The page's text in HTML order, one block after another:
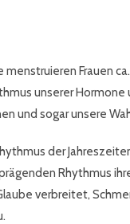
Frauen
unserer Hormone
und sogar unsere
der
Rhythmus
verbreitet,